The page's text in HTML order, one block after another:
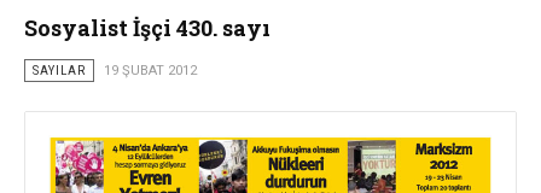
Sosyalist İşçi 430. sayı
SAYILAR 19 ŞUBAT 2012